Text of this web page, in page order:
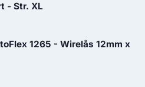
- Str. XL
1265 - Wirelås 12mm x